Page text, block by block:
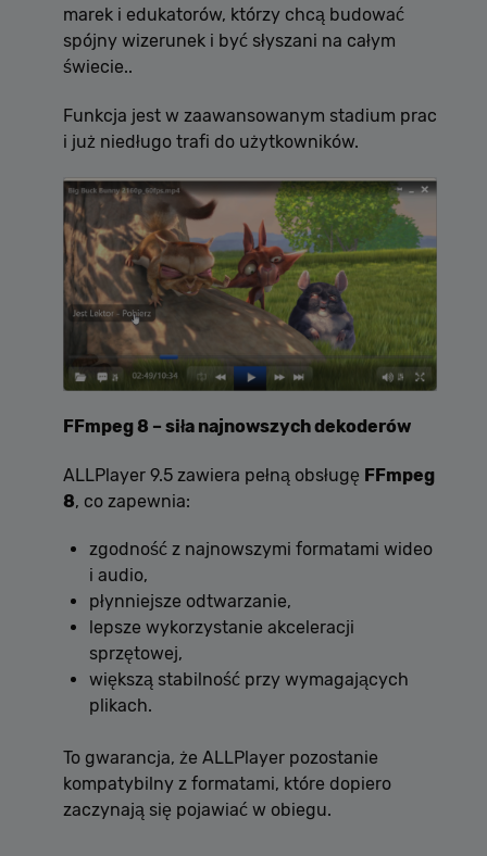
marek i edukatorów, którzy chcą budować
spójny wizerunek i być słyszani na całym
świecie..
Funkcja jest w zaawansowanym stadium prac
i już niedługo trafi do użytkowników.
FFmpeg 8 – siła najnowszych dekoderów
ALLPlayer 9.5 zawiera pełną obsługę FFmpeg
8, co zapewnia:
zgodność z najnowszymi formatami wideo
i audio,
płynniejsze odtwarzanie,
lepsze wykorzystanie akceleracji
sprzętowej,
większą stabilność przy wymagających
plikach.
To gwarancja, że ALLPlayer pozostanie
kompatybilny z formatami, które dopiero
zaczynają się pojawiać w obiegu.
Polityce
prywatności Google